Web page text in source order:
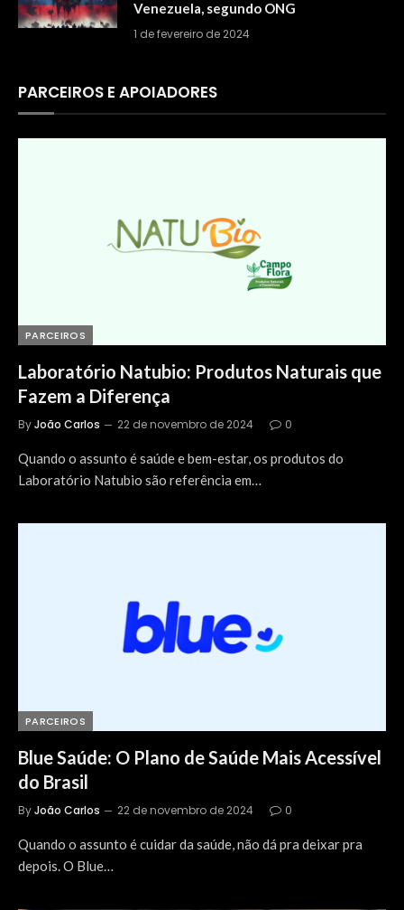
Venezuela, segundo ONG
1 de fevereiro de 2024
PARCEIROS E APOIADORES
PARCEIROS
Laboratório Natubio: Produtos Naturais que
Fazem a Diferença
ByJoão Carlos 22 de novembro de 2024 0
Quando o assunto é saúde e bem-estar, os produtos do
Laboratório Natubio são referência em…
PARCEIROS
Blue Saúde: O Plano de Saúde Mais Acessível
do Brasil
ByJoão Carlos 22 de novembro de 2024 0
Quando o assunto é cuidar da saúde, não dá pra deixar pra
depois. O Blue…